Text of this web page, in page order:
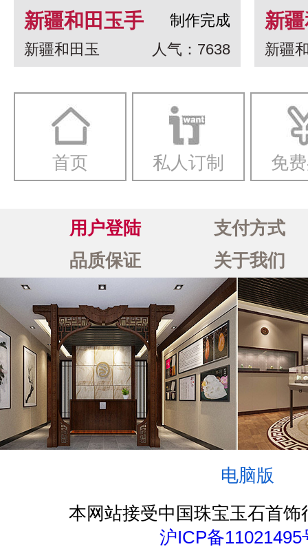
新疆和田玉手
串 龙生九子
制作完成
新疆和田玉
人气：7638
新
白
一
新疆
首页 私人订制 免
用户登陆
支付方式
品质保证
关于我们
电脑版
本网站接受中国珠宝玉石首饰
沪ICP备11021495